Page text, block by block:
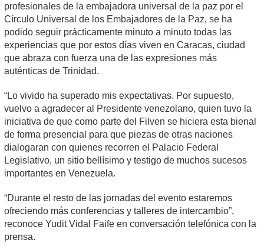
profesionales de la embajadora universal de la paz por el
Círculo Universal de los Embajadores de la Paz, se ha
podido seguir prácticamente minuto a minuto todas las
experiencias que por estos días viven en Caracas, ciudad
que abraza con fuerza una de las expresiones más
auténticas de Trinidad.
“Lo vivido ha superado mis expectativas. Por supuesto,
vuelvo a agradecer al Presidente venezolano, quien tuvo la
iniciativa de que como parte del Filven se hiciera esta bienal
de forma presencial para que piezas de otras naciones
dialogaran con quienes recorren el Palacio Federal
Legislativo, un sitio bellísimo y testigo de muchos sucesos
importantes en Venezuela.
“Durante el resto de las jornadas del evento estaremos
ofreciendo más conferencias y talleres de intercambio”,
reconoce Yudit Vidal Faife en conversación telefónica con la
prensa.